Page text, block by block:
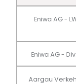
Eniwa AG -
Eniwa AG -
Aargau